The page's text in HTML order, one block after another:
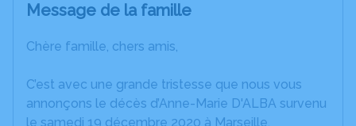
Message de la famille
Chère famille, chers amis,
C’est avec une grande tristesse que nous vous
annonçons le décès d’Anne-Marie D'ALBA survenu
le samedi 19 décembre 2020 à Marseille.